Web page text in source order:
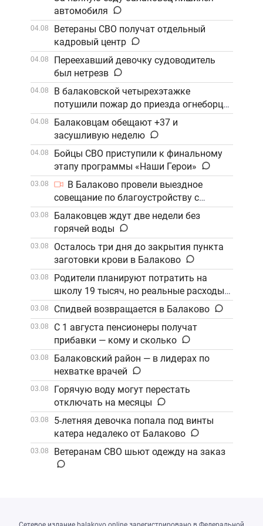
автомобиля
04.08
Ветераны СВО получат отдельный
кадровый центр
04.08
Переехавший девочку судоводитель
был нетрезв
04.08
В балаковской четырехэтажке
потушили пожар до приезда огнеборцев
04.08
Балаковцам обещают +37 и
засушливую неделю
04.08
Бойцы СВО приступили к финальному
этапу программы «Наши Герои»
03.08
В Балаково провели выездное
совещание по благоустройству с
участием компании «ФосАгро»
03.08
Балаковцев ждут две недели без
горячей воды
03.08
Осталось три дня до закрытия пункта
заготовки крови в Балаково
03.08
Родители планируют потратить на
школу 19 тысяч, но реальные расходы
выше
03.08 Спидвей возвращается в Балаково
03.08
С 1 августа пенсионеры получат
прибавки — кому и сколько
03.08
Балаковский район — в лидерах по
нехватке врачей
03.08
Горячую воду могут перестать
отключать на месяцы
03.08
5-летняя девочка попала под винты
катера недалеко от Балаково
03.08 Ветеранам СВО шьют одежду на заказ